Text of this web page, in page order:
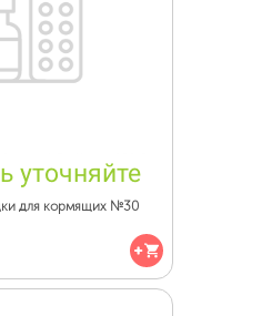
уточняйте
для кормящих №30